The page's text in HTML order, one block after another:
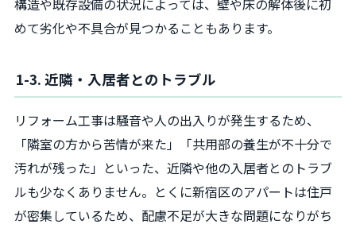
構造や既存設備の状況によっては、壁や床の解体後に初
めて劣化や不具合が見つかることもあります。
1-3. 近隣・入居者とのトラブル
リフォーム工事は騒音や人の出入りが発生するため、
「隣室の方から苦情が来た」「共用部の養生が不十分で
汚れが残った」といった、近隣や他の入居者とのトラブ
ルも少なくありません。とくに新宿区のアパートは住戸
が密集しているため、配慮不足が大きな問題になりがち